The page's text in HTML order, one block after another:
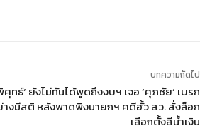
บทความถัดไป
ศุทธ์‘ ยังไม่ทันได้พูดถึงงบฯ เจอ ‘ศุภชัย‘ เบรก
งมีสติ หลังพาดพิงนายกฯ คดีฮั้ว สว. สั่งล็อก
เลือกตั้งสีน้ำเงิน